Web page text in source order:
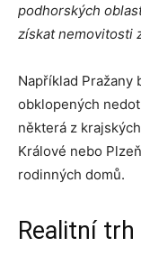
podhorských
získat nemovitosti
Například Pražany
obklopených
některá z
Králové nebo
rodinných domů.
Realitní